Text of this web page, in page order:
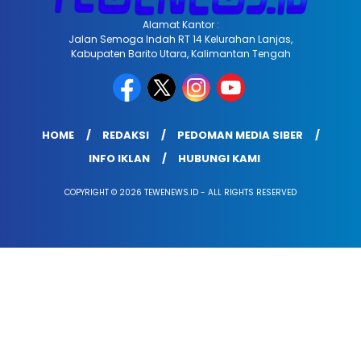
Alamat Kantor :
Jalan Semoga Indah RT 14 Kelurahan Lanjas,
Kabupaten Barito Utara, Kalimantan Tengah
HOME REDAKSI
PEDOMAN MEDIA SIBER
INFO IKLAN
HUBUNGI KAMI
COPYRIGHT © 2026 TEWENEWS.ID - ALL RIGHTS RESERVED